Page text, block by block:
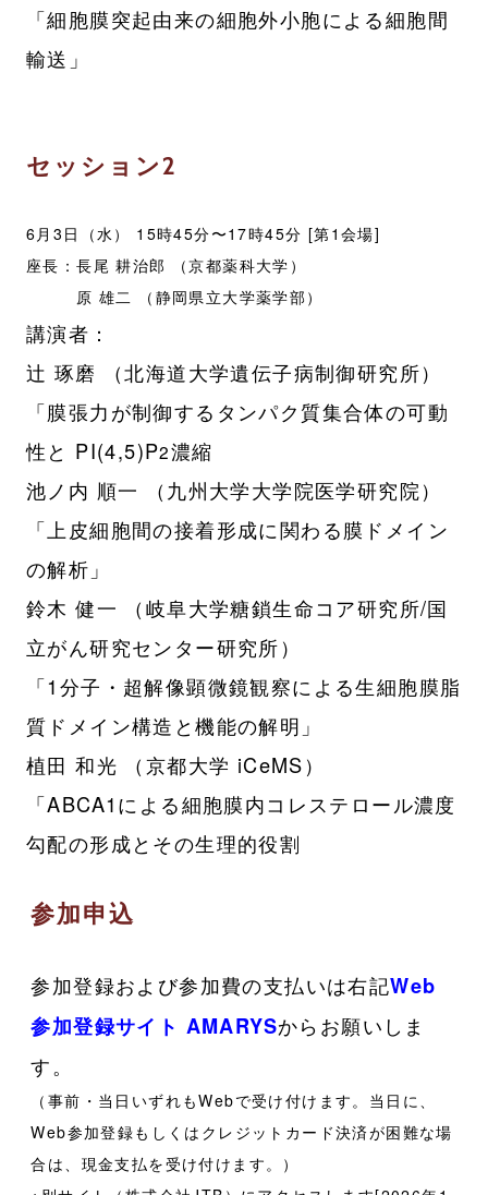
「細胞膜突起由来の細胞外小胞による細胞間
輸送」
セッション2
6月3日（水） 15時45分〜17時45分 [第1会場]
座長：長尾 耕治郎 （京都薬科大学）
原 雄二 （静岡県立大学薬学部）
講演者：
辻 琢磨 （北海道大学遺伝子病制御研究所）
「膜張力が制御するタンパク質集合体の可動
性と PI(4,5)P2濃縮
池ノ内 順一 （九州大学大学院医学研究院）
「上皮細胞間の接着形成に関わる膜ドメイン
の解析」
鈴木 健一 （岐阜大学糖鎖生命コア研究所/国
立がん研究センター研究所）
「1分子・超解像顕微鏡観察による生細胞膜脂
質ドメイン構造と機能の解明」
植田 和光 （京都大学 iCeMS）
「ABCA1による細胞膜内コレステロール濃度
勾配の形成とその生理的役割
参加申込
参加登録および参加費の支払いは右記Web
参加登録サイト AMARYSからお願いしま
す。
（事前・当日いずれもWebで受け付けます。当日に、
Web参加登録もしくはクレジットカード決済が困難な場
合は、現金支払を受け付けます。）